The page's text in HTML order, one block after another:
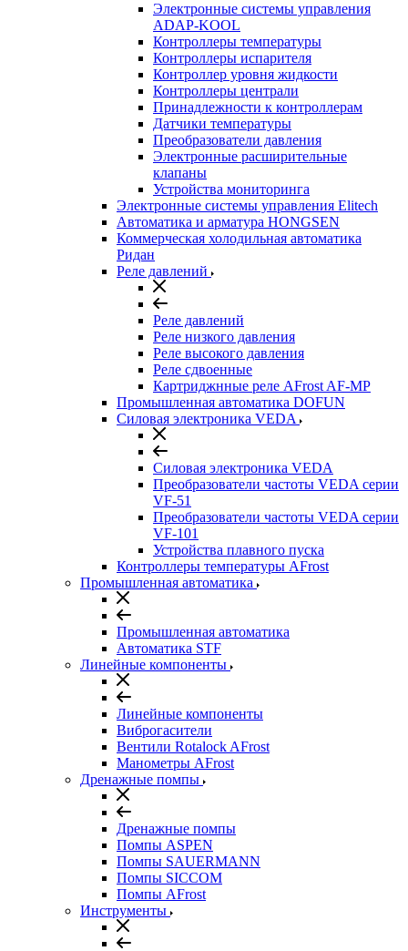
Электронные системы управления
ADAP-KOOL
Контроллеры температуры
Контроллеры испарителя
Контроллер уровня жидкости
Контроллеры централи
Принадлежности к контроллерам
Датчики температуры
Преобразователи давления
Электронные расширительные
клапаны
Устройства мониторинга
Электронные системы управления Elitech
Автоматика и арматура HONGSEN
Коммерческая холодильная автоматика
Ридан
Реле давлений
Реле давлений
Реле низкого давления
Реле высокого давления
Реле сдвоенные
Картриджнные реле AFrost AF-MP
Промышленная автоматика DOFUN
Силовая электроника VEDA
Силовая электроника VEDA
Преобразователи частоты VEDA серии
VF-51
Преобразователи частоты VEDA серии
VF-101
Устройства плавного пуска
Контроллеры температуры AFrost
Промышленная автоматика
Промышленная автоматика
Автоматика STF
Линейные компоненты
Линейные компоненты
Виброгасители
Вентили Rotalock AFrost
Манометры AFrost
Дренажные помпы
Дренажные помпы
Помпы ASPEN
Помпы SAUERMANN
Помпы SICCOM
Помпы AFrost
Инструменты